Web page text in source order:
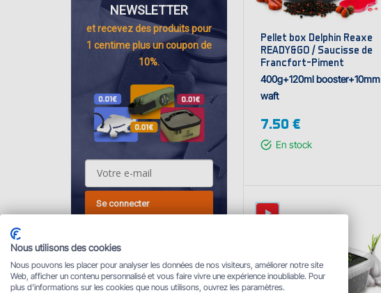
NEWSLETTER
et recevez desproduits pour
1 centimeplus un coupon de
10%.
Se connecter
Pellet box Delphin Reaxe
READY&GO / Saucisse de
Francfort–Piment
400g+120ml booster+10mm
waft
7.50 €
En stock
Nous utilisons des cookies
Nous pouvons les placer pour analyser les données de nos visiteurs, améliorer notre site
Web, afficher un contenu personnalisé et vous faire vivre une expérience inoubliable. Pour
plus d'informations sur les cookies que nous utilisons, ouvrez les paramètres.